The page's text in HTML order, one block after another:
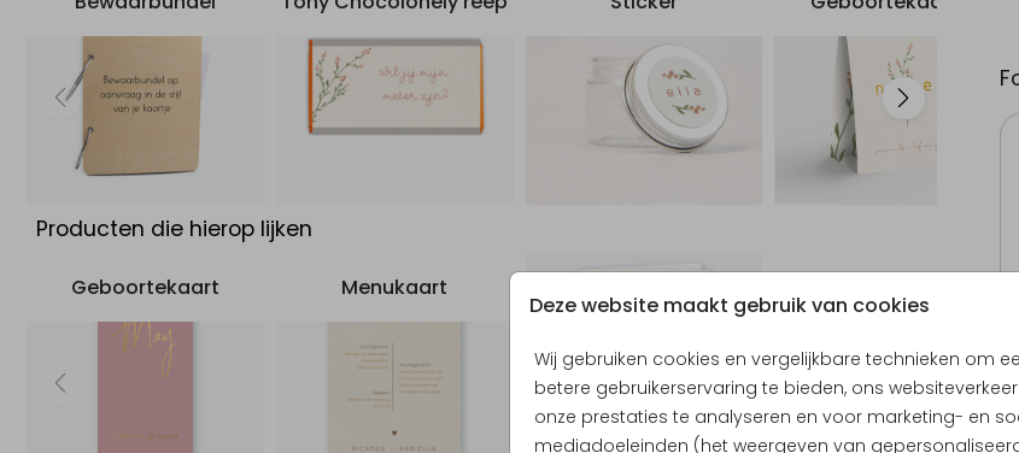
Deze website maakt gebruik van cookies
Wij gebruiken cookies en vergelijkbare technieken om
betere gebruikerservaring te bieden, ons
onze prestaties te analyseren en voor marketing- en
mediadoeleinden (het weergeven van
Producten die hierop lijken
Geboortekaart Menukaart